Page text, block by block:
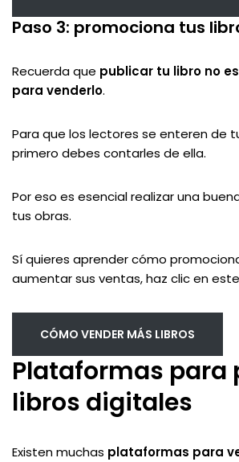
Paso 3: promociona tus
Recuerda que publicar tu libro no
para venderlo.
Para que los lectores se enteren de
primero debes contarles de ella.
Por eso es esencial realizar una
tus obras.
Sí quieres aprender cómo
aumentar sus ventas, haz clic en
CÓMO VENDER MÁS LIBROS
Plataformas para
libros digitales
Existen muchas plataformas para